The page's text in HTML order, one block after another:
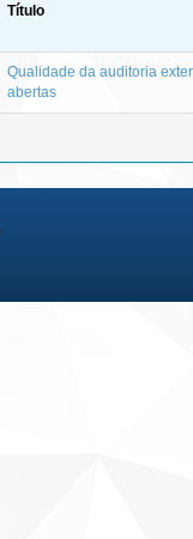
Título
Qualidade da auditoria
abertas